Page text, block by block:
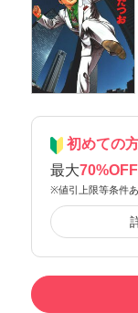
初めての
最大70%OFF
※値引上限等条件